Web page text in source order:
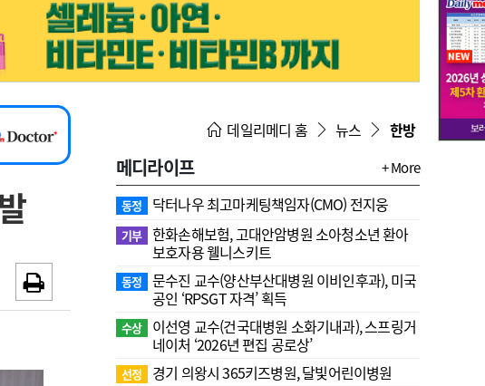
공시 지침·기준·평가 약제급여 심사 결과
데일리메디 홈 뉴스 한방
메디라이프 + More
동정 닥터나우 최고마케팅책임자(CMO) 전지웅
기부 한화손해보험, 고대안암병원 소아청소년 환아
보호자용 웰니스키트
동정
문수진 교수( 양산부산대병원 이비인후과), 미국
공인 ‘RPSGT 자격’ 획득
수상
이선영 교수(건국대병원 소화기내과), 스프링거
네이처 ‘2026년 편집 공로상’
선정 경기 의왕시 365키즈병원, 달빛어린이병원